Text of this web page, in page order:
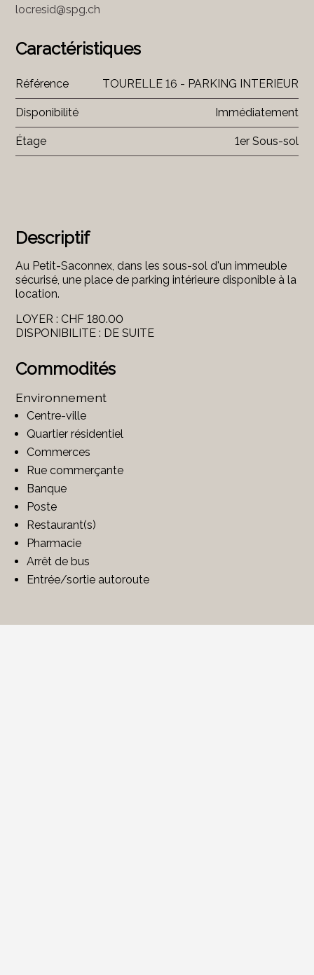
Descriptif
Au Petit-Saconnex, dans les sous-sol d'un immeuble
sécurisé, une place de parking intérieure disponible à la
location.
LOYER : CHF 180.00
DISPONIBILITE : DE SUITE
Commodités
Environnement
Centre-ville
Quartier résidentiel
Commerces
Rue commerçante
Banque
Poste
Restaurant(s)
Pharmacie
Arrêt de bus
Entrée/sortie autoroute
locresid@spg.ch
Caractéristiques
Référence TOURELLE 16 - PARKING INTERIEUR
Disponibilité Immédiatement
Étage 1er Sous-sol